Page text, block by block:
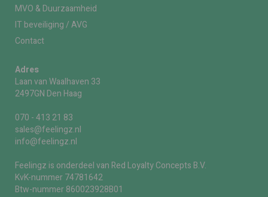
MVO & Duurzaamheid
IT beveiliging / AVG
Contact
Adres
Laan van Waalhaven 33
2497GN Den Haag
070 - 413 21 83
sales@feelingz.nl
info@feelingz.nl
Feelingz is onderdeel van Red Loyalty Concepts B.V.
KvK-nummer 74781642
Btw-nummer 860023928B01